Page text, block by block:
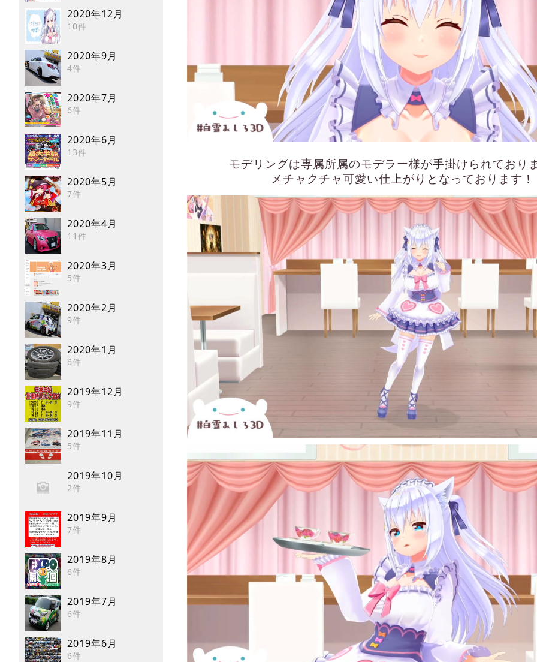
2020年12月
10件
2020年9月
4件
2020年7月
6件
2020年6月
13件
2020年5月
7件
2020年4月
11件
2020年3月
5件
2020年2月
9件
2020年1月
6件
2019年12月
9件
2019年11月
5件
2019年10月
2件
2019年9月
7件
2019年8月
6件
2019年7月
6件
2019年6月
6件
モデリングは専属所属のモデラー様が手掛けられており
メチャクチャ可愛い仕上がりとなっております！